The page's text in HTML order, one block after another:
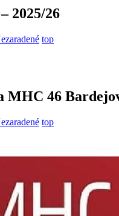
2025/26
top
MHC 46
top